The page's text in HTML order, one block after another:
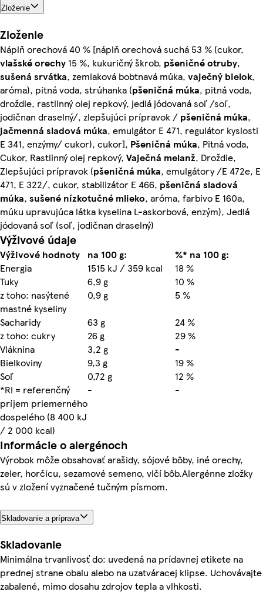
Zloženie
Zloženie
Náplň orechová 40 % [náplň orechová suchá 53 % (cukor,
vlašské orechy 15 %, kukuričný škrob, pšeničnéotruby,
sušená srvátka, zemiaková bobtnavá múka, vaječný bielok,
aróma), pitná voda, strúhanka (pšeničná múka, pitná voda,
droždie, rastlinný olej repkový, jedlá jódovaná soľ /soľ,
jodičnan draselný/, zlepšujúci prípravok / pšeničná múka,
jačmenná sladová múka, emulgátor E 471, regulátor kyslosti
E 341, enzýmy/ cukor), cukor], Pšeničná múka, Pitná voda,
Cukor, Rastlinný olej repkový, Vaječná melanž, Droždie,
Zlepšujúci prípravok (pšeničná múka, emulgátory /E 472e, E
471, E 322/, cukor, stabilizátor E 466, pšeničná sladová
múka, sušené nízkotučné mlieko, aróma, farbivo E 160a,
múku upravujúca látka kyselina L-askorbová, enzým), Jedlá
jódovaná soľ (soľ, jodičnan draselný)
Výživové údaje
Výživové hodnoty na 100 g:
%* na 100 g:
Energia
1515 kJ / 359 kcal
18 %
Tuky
6,9 g
10 %
z toho: nasýtené
mastné kyseliny
0,9 g
5 %
Sacharidy
63 g
24 %
z toho: cukry
26 g
29 %
Vláknina
3,2 g
-
Bielkoviny
9,3 g
19 %
Soľ
0,72 g
12 %
*RI = referenčný
príjem priemerného
dospelého (8 400 kJ
/ 2 000 kcal)
- -
Informácie o alergénoch
Výrobok môže obsahovať arašidy, sójové bôby, iné orechy,
zeler, horčicu, sezamové semeno, vlčí bôb.Alergénne zložky
sú v zložení vyznačené tučným písmom.
Skladovanie a príprava
Skladovanie
Minimálna trvanlivosť do: uvedená na prídavnej etikete na
prednej strane obalu alebo na uzatváracej klipse. Uchovávajte
zabalené, mimo dosahu zdrojov tepla a vlhkosti.